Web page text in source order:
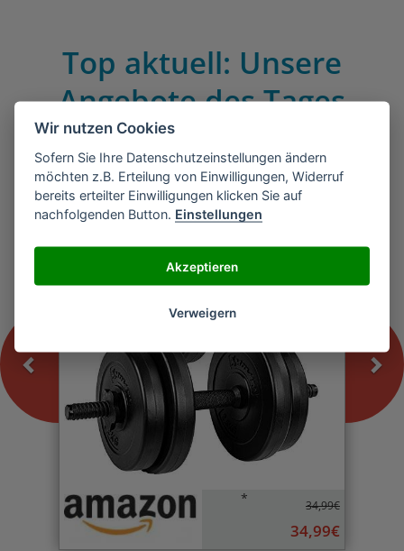
Top aktuell: Unsere
Angebote des Tages
MOVIT Kurzhantel
* 34,99€
34,99€
Previous
Wir nutzen Cookies
Sofern Sie Ihre Datenschutzeinstellungen ändern
möchten z.B. Erteilung von Einwilligungen, Widerruf
bereits erteilter Einwilligungen klicken Sie auf
nachfolgenden Button. Einstellungen
Akzeptieren
Verweigern